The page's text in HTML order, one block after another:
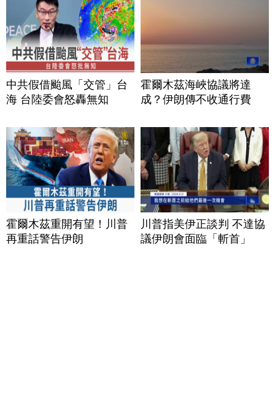
中共假借颱風「交管」台
海 台陸委會怒轟無知
霍爾木茲海峽協議將達
成？伊朗傳不收通行費
霍爾木茲重開有望！川普
再重話警告伊朗
川普指美伊正談判 不達協
議伊朗會面臨「斬首」